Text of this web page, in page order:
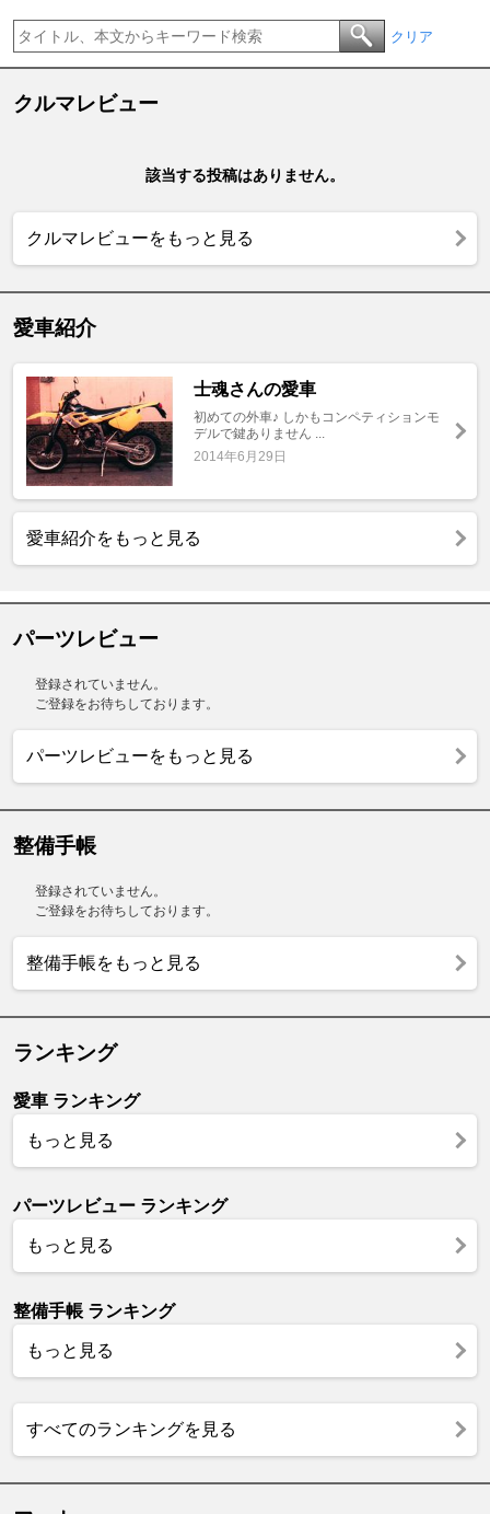
クリア
クルマレビュー
該当する投稿はありません。
クルマレビューをもっと見る
愛車紹介
士魂さんの愛車
初めての外車♪ しかもコンペティションモ
デルで鍵ありません ...
2014年6月29日
愛車紹介をもっと見る
パーツレビュー
登録されていません。
ご登録をお待ちしております。
パーツレビューをもっと見る
整備手帳
登録されていません。
ご登録をお待ちしております。
整備手帳をもっと見る
ランキング
愛車 ランキング
もっと見る
パーツレビュー ランキング
もっと見る
整備手帳 ランキング
もっと見る
すべてのランキングを見る